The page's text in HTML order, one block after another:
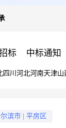
标 中标通知
四川 河北河南天津山
滨市 平房区